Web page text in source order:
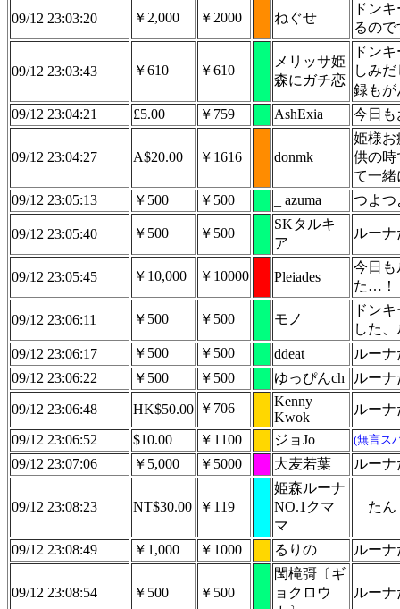
09/12 23:03:20 ￥2,000 ￥2000 ねぐせ
ドン
るの
09/12 23:03:43 ￥610 ￥610
メリッサ姫
森にガチ恋
ドン
しみ
録もが
09/12 23:04:21
£5.00 ￥759 AshExia 今日も
09/12 23:04:27 A$20.00 ￥1616 donmk
姫様お
供の時
て一緒
09/12 23:05:13
￥500 ￥500 _ azuma つよつ
09/12 23:05:40 ￥500 ￥500
SKタルキ
ア
ルー
09/12 23:05:45 ￥10,000 ￥10000 Pleiades
今日
た…！
09/12 23:06:11 ￥500 ￥500 モノ
ドン
した
09/12 23:06:17
￥500 ￥500 ddeat
ルー
09/12 23:06:22
￥500 ￥500 ゆっぴんch ルー
09/12 23:06:48 HK$50.00 ￥706
Kenny
Kwok
ルーナ
09/12 23:06:52
$10.00 ￥1100 ジョJo (無言ス
09/12 23:07:06 ￥5,000 ￥5000 大麦若葉 ルー
09/12 23:08:23 NT$30.00 ￥119
姫森ルーナ
NO.1クマ
マ
たん
09/12 23:08:49 ￥1,000 ￥1000 るりの ルー
09/12 23:08:54 ￥500 ￥500
閠槞彁〔ギ
ョクロウ
ルーナ